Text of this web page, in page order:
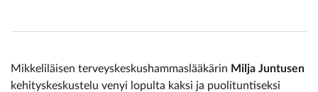
Mikkeliläisen terveyskeskushammaslääkärin Milja Juntusen
kehityskeskustelu venyi lopulta kaksi ja puolituntiseksi